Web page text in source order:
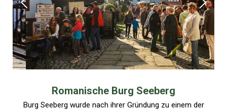
Romanische Burg Seeberg
Burg Seeberg wurde nach ihrer Gründung zu einem der